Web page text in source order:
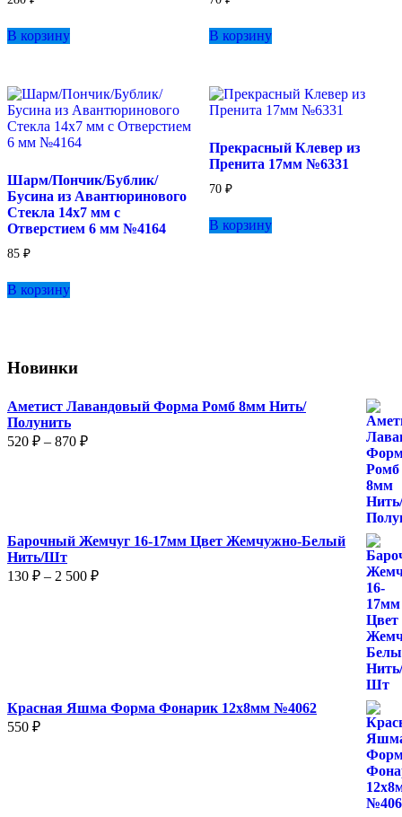
В корзину В корзину
Шарм/Пончик/Бублик/
Бусина из Авантюринового
Стекла 14х7 мм с
Отверстием 6 мм №4164
85 ₽
В корзину
Прекрасный Клевер из
Пренита 17мм №6331
70 ₽
В корзину
Новинки
Аметист Лавандовый Форма Ромб 8мм Нить/
Полунить
520 ₽ – 870 ₽Диапазон
Барочный Жемчуг 16-17мм Цвет Жемчужно-Белый
Нить/Шт
130 ₽ – 2 500 ₽Диапазон
Красная Яшма Форма Фонарик 12x8мм №4062
550 ₽